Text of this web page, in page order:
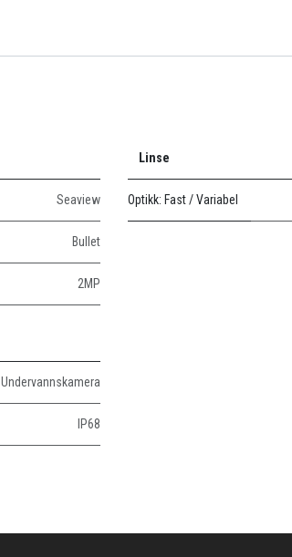
Seaview
Bullet
2MP
Linse
Optikk: Fast / Variabel
Undervannskamera
IP68